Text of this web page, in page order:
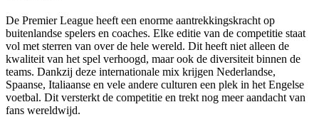
De Premier League heeft een enorme aantrekkingskracht op
buitenlandse spelers en coaches. Elke editie van de competitie staat
vol met sterren van over de hele wereld. Dit heeft niet alleen de
kwaliteit van het spel verhoogd, maar ook de diversiteit binnen de
teams. Dankzij deze internationale mix krijgen Nederlandse,
Spaanse, Italiaanse en vele andere culturen een plek in het Engelse
voetbal. Dit versterkt de competitie en trekt nog meer aandacht van
fans wereldwijd.